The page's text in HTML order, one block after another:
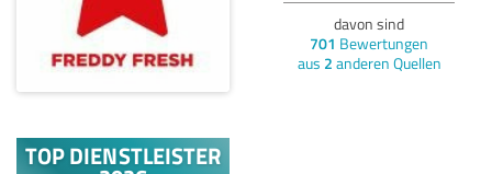
davon sind
701 Bewertungen
aus 2 anderen Quellen